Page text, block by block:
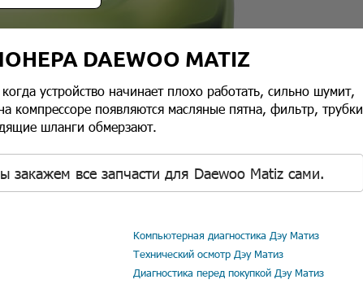
DAEWOO MATIZ
устройство начинает плохо работать, сильно шумит,
компрессоре появляются масляные пятна, фильтр, трубки
шланги обмерзают.
все запчасти для Daewoo Matiz сами.
Компьютерная диагностика Дэу Матиз
Технический осмотр Дэу Матиз
Диагностика перед покупкой Дэу Матиз